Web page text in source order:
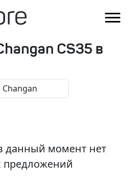
CS35 в
данный момент нет
предложений